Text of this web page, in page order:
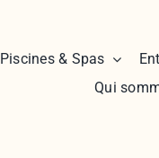
Piscines & Spas
Qui